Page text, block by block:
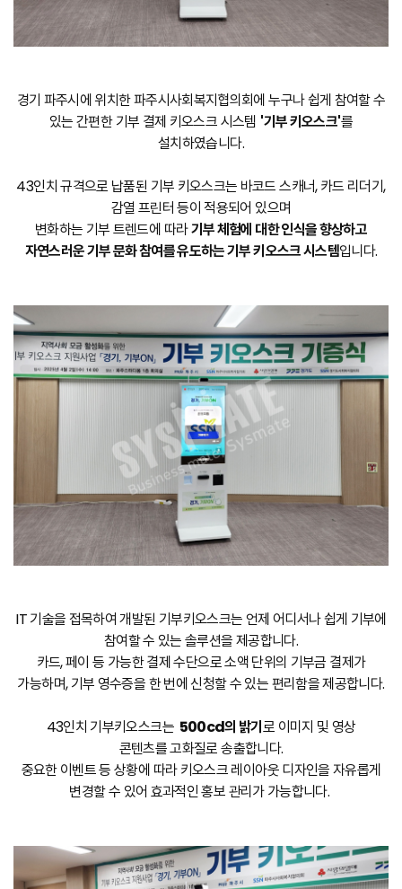
경기 파주시에 위치한 파주시사회복지협의회에 누구나 쉽게 참여할 수
있는 간편한 기부 결제 키오스크 시스템 '기부 키오스크'를
설치하였습니다.
43인치 규격으로 납품된 기부 키오스크는 바코드 스캐너, 카드 리더기,
감열 프린터 등이 적용되어 있으며
변화하는 기부 트렌드에 따라기부 체험에 대한 인식을 향상하고
자연스러운 기부 문화 참여를 유도하는 기부 키오스크 시스템입니다.
IT 기술을 접목하여 개발된 기부키오스크는 언제 어디서나 쉽게 기부에
참여할 수 있는 솔루션을 제공합니다.
카드, 페이 등 가능한 결제 수단으로 소액 단위의 기부금 결제가
가능하며, 기부 영수증을 한 번에 신청할 수 있는 편리함을 제공합니다.
43인치 기부키오스크는 500cd의 밝기로 이미지 및 영상
콘텐츠를 고화질로 송출합니다.
중요한 이벤트 등 상황에 따라 키오스크 레이아웃 디자인을 자유롭게
변경할 수 있어 효과적인 홍보 관리가 가능합니다.